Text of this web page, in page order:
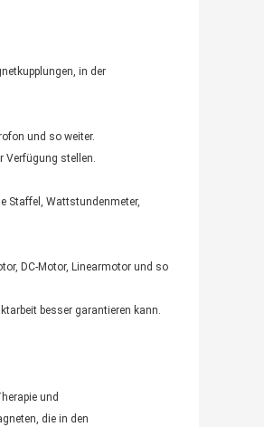
in der
und so weiter.
Verfügung stellen.
Staffel, Wattstundenmeter,
DC-Motor, Linearmotor und so
besser garantieren kann.
und
die in den